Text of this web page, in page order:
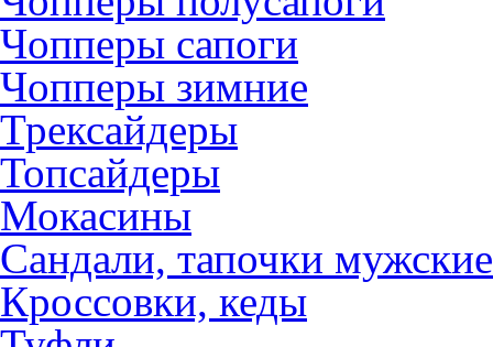
Чопперы сапоги
Чопперы зимние
Трексайдеры
Топсайдеры
Мокасины
Сандали, тапочки мужские
Кроссовки, кеды